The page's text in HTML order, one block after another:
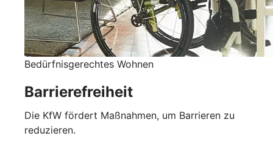
Bedürfnisgerechtes Wohnen
Barrierefreiheit
Die KfW fördert Maßnahmen, um Barrieren zu
reduzieren.